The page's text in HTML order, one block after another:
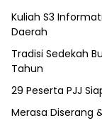
Kuliah S3
Daerah
Tradisi Sedekah
Tahun
29 Peserta PJJ
Merasa Diserang